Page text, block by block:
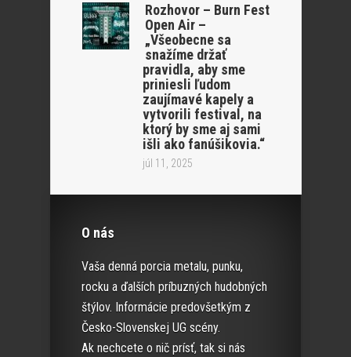
Rozhovor – Burn Fest
Open Air –
„Všeobecne sa
snažíme držať
pravidla, aby sme
priniesli ľudom
zaujímavé kapely a
vytvorili festival, na
ktorý by sme aj sami
išli ako fanúšikovia.“
júl 11, 2025
O nás
Vaša denná porcia metalu, punku,
rocku a ďalších príbuzných hudobných
štýlov. Informácie predovšetkým z
Česko-Slovenskej UG scény.
Ak nechcete o nič prísť, tak si nás